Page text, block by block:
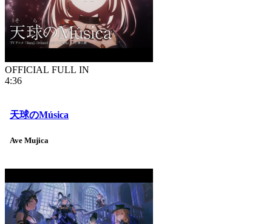
OFFICIAL FULL IN
4:36
天球のMúsica
Ave Mujica